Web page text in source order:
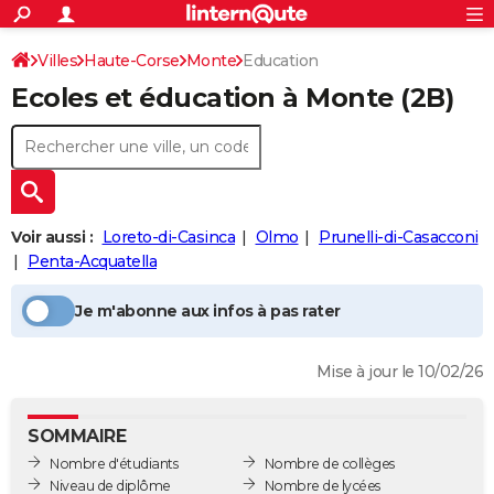
ACTUALITÉS
Politique
Société
Faits Divers
Education
Monde
Villes
+
SPORT
Coupe du monde 2026
Football
Tennis
Cyclisme
Rugby
Forum
Programme TV
TNTStreaming
Cinéma
Sorties cinéma
Musique
Retraite
Impôts
Epargne
Immobilier
Risques naturels par ville
Banque
Assurance
Crédit
AUTO
Essais
Réserver un essai
Citadines
Berlines
SUV
Forum auto
+
Mobiles
Meilleur smartphone
Internet
Ordinateurs
Jeux vidéo
Guide high-tech
+BRICOLAGE
Forum
Aménagement intérieur
Extérieur
Cuisine
Salle de bains
Jardinage
Rangement
+WEEK-END
Art de vivre
Bien-être
Loisirs
Mode
Modes de vie
SANTE
Alimentation
Guide de la santé
Maladies
Médicaments
Sommeil
VOYAGE
S'inscrire
Connexion
Villes Haute-Corse Monte Education
Ecoles et éducation à Monte(2B)
Voir aussi : Loreto-di-Casinca Olmo
Prunelli-di-Casacconi
Penta-Acquatella
Je m'abonne aux infos à pas rater
Mise à jour le 10/02/26
SOMMAIRE
Nombre d'étudiants
Niveau de diplôme
Nombre de collèges
Nombre de lycées